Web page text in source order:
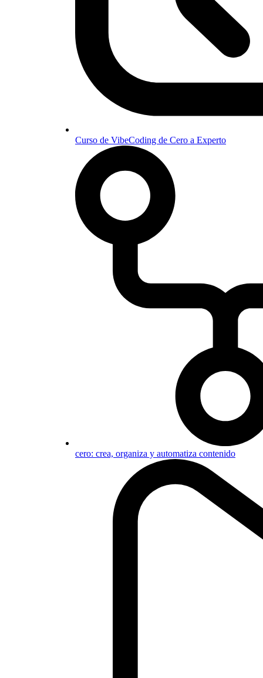
Curso de VibeCoding de Cero a Experto
cero: crea, organiza y automatiza contenido